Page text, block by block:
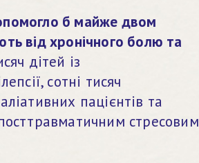
б майже двом
від хронічного болю та
дітей із
сотні тисяч
пацієнтів та
стресовим